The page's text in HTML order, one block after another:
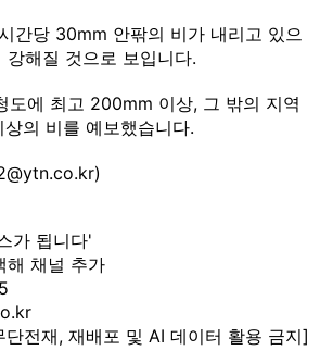
간당 30mm 안팎의 비가 내리고 있으
해질 것으로 보입니다.
도에 최고 200mm 이상, 그 밖의 지역
의 비를 예보했습니다.
가 됩니다'
해 채널 추가
전재, 재배포 및 AI 데이터 활용 금지]